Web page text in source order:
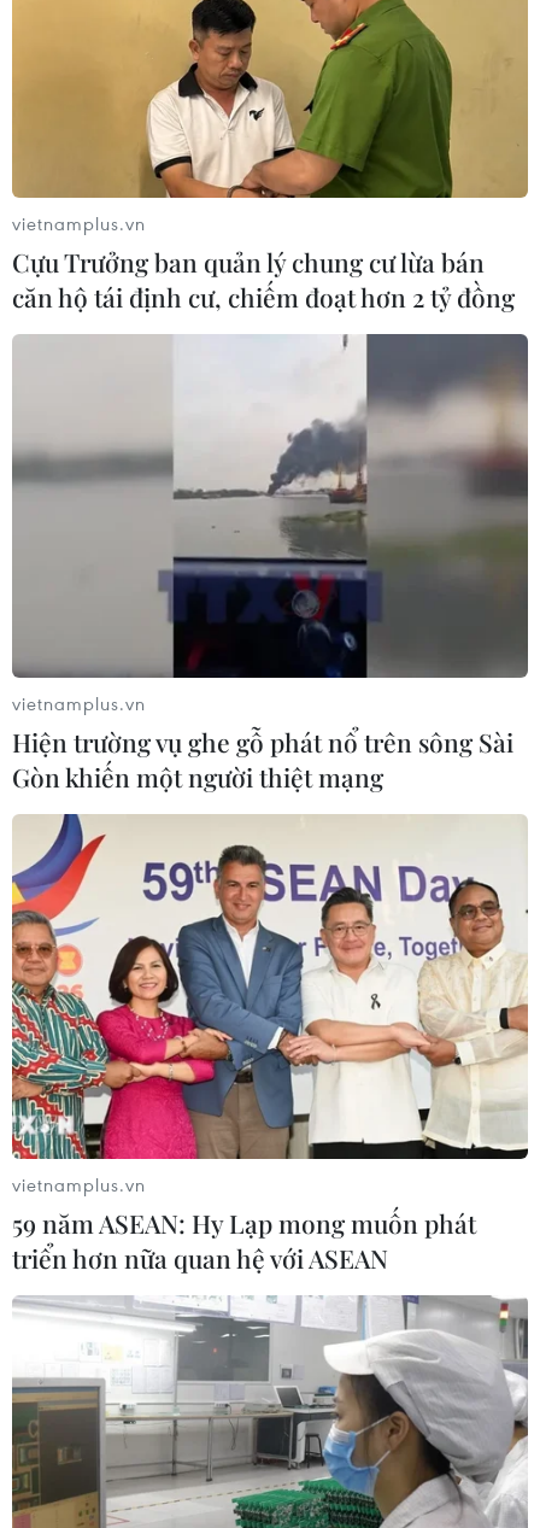
vietnamplus.vn
Cựu Trưởng ban quản lý chung cư lừa bán
căn hộ tái định cư, chiếm đoạt hơn 2 tỷ đồng
vietnamplus.vn
Hiện trường vụ ghe gỗ phát nổ trên sông Sài
Gòn khiến một người thiệt mạng
vietnamplus.vn
59 năm ASEAN: Hy Lạp mong muốn phát
triển hơn nữa quan hệ với ASEAN